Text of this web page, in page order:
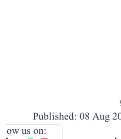
Published: 08 Aug
us on: